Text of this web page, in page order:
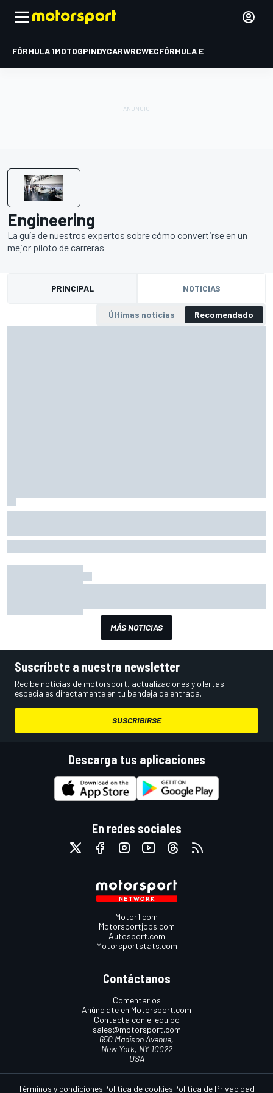
FÓRMULA 1MOTOGPINDYCARWRCWECFÓRMULA E
Engineering
La guía de nuestros expertos sobre cómo convertirse en un
mejor piloto de carreras
PRINCIPAL NOTICIAS
Últimas noticias Recomendado
consejos a los jóvenes ingenieros.
MÁS NOTICIAS
Suscríbete a nuestra newsletter
Recibe noticias de motorsport, actualizaciones y ofertas
especiales directamente en tu bandeja de entrada.
SUSCRIBIRSE
Descarga tus aplicaciones
En redes sociales
Motor1.com
Motorsportjobs.com
Autosport.com
Motorsportstats.com
Contáctanos
Comentarios
Anúnciate en Motorsport.com
Contacta con el equipo
sales@motorsport.com
650 Madison Avenue,
New York, NY 10022
USA
Términos y condicionesPolítica de cookiesPolítica de Privacidad